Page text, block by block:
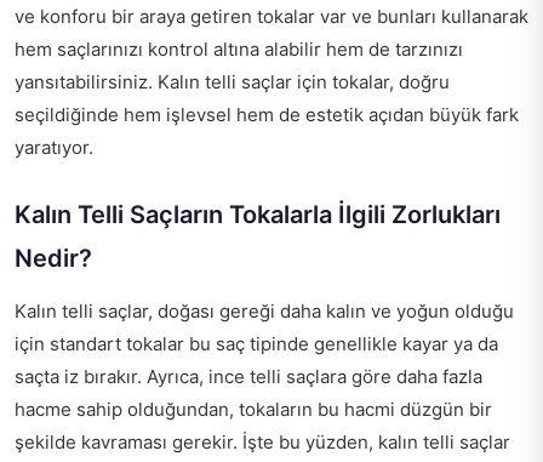
ve konforu bir araya getiren tokalar var ve bunları kullanarak
hem saçlarınızı kontrol altına alabilir hem de tarzınızı
yansıtabilirsiniz. Kalın telli saçlar için tokalar, doğru
seçildiğinde hem işlevsel hem de estetik açıdan büyük fark
yaratıyor.
Kalın Telli Saçların Tokalarla İlgili Zorlukları
Nedir?
Kalın telli saçlar, doğası gereği daha kalın ve yoğun olduğu
için standart tokalar bu saç tipinde genellikle kayar ya da
saçta iz bırakır. Ayrıca, ince telli saçlara göre daha fazla
hacme sahip olduğundan, tokaların bu hacmi düzgün bir
şekilde kavraması gerekir. İşte bu yüzden, kalın telli saçlar